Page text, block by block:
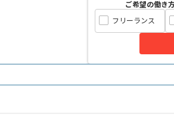
ご希望の働き
フリーランス